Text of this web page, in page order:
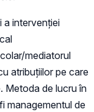
a intervenției
mediatorul
atribuțiilor pe care
Metoda de lucru în
managementul de